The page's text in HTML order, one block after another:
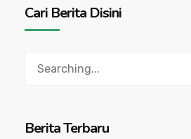
Cari Berita Disini
Berita Terbaru